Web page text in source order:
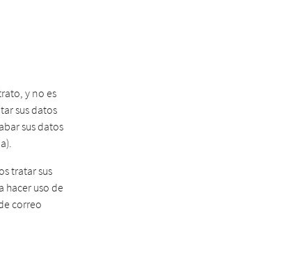
y no es
sus datos
sus datos
tratar sus
hacer uso de
correo